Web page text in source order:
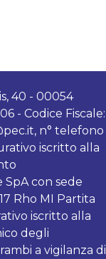
40 - 00054
- Codice Fiscale:
, n° telefono
iscritto alla
con sede
Rho MI Partita
iscritto alla
degli
a vigilanza di